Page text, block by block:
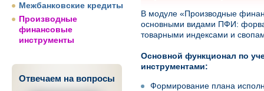
Межбанковские кредиты
Производные
финансовые
инструменты
Отвечаем на вопросы
В модуле «Производные
основными видами ПФИ:
товарными индексами и
Основной функционал по
инструментами:
Формирование плана